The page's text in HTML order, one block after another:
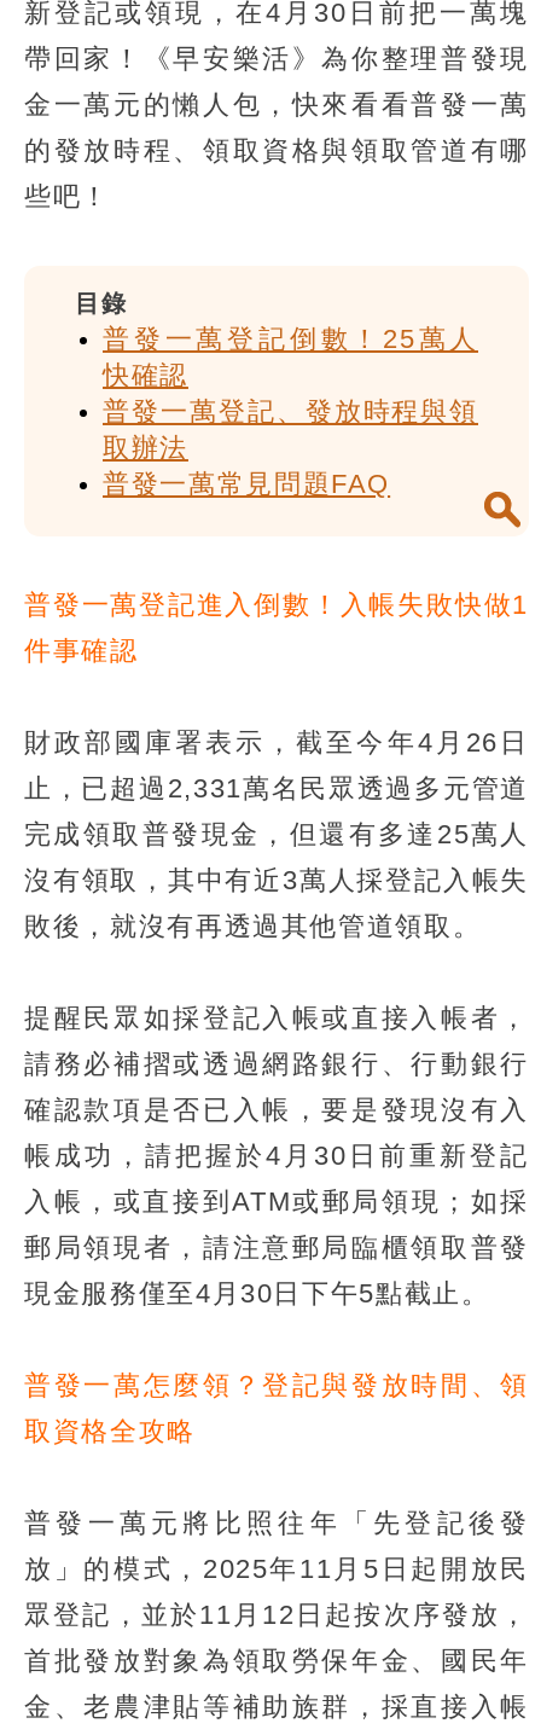
新登記或領現，在4月30日前把一萬塊
帶回家！《早安樂活》為你整理普發現
金一萬元的懶人包，快來看看普發一萬
的發放時程、領取資格與領取管道有哪
些吧！
目錄
普發一萬登記倒數！25萬人
快確認
普發一萬登記、發放時程與領
取辦法
普發一萬常見問題FAQ
普發一萬登記進入倒數！入帳失敗快做1
件事確認
財政部國庫署表示，截至今年4月26日
止，已超過2,331萬名民眾透過多元管道
完成領取普發現金，但還有多達25萬人
沒有領取，其中有近3萬人採登記入帳失
敗後，就沒有再透過其他管道領取。
提醒民眾如採登記入帳或直接入帳者，
請務必補摺或透過網路銀行、行動銀行
確認款項是否已入帳，要是發現沒有入
帳成功，請把握於4月30日前重新登記
入帳，或直接到ATM或郵局領現；如採
郵局領現者，請注意郵局臨櫃領取普發
現金服務僅至4月30日下午5點截止。
普發一萬怎麼領？登記與發放時間、領
取資格全攻略
普發一萬元將比照往年「先登記後發
放」的模式，2025年11月5日起開放民
眾登記，並於11月12日起按次序發放，
首批發放對象為領取勞保年金、國民年
金、老農津貼等補助族群，採直接入帳